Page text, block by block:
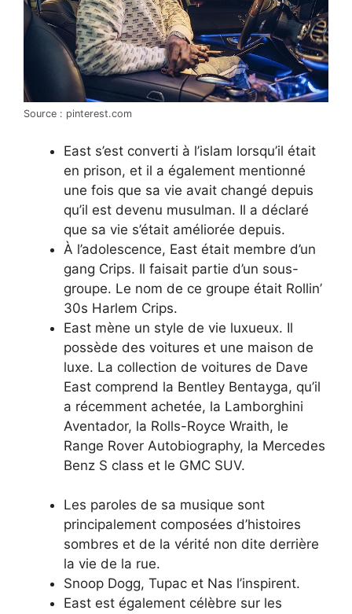
Source : pinterest.com
East s’est converti à l’islam lorsqu’il était
en prison, et il a également mentionné
une fois que sa vie avait changé depuis
qu’il est devenu musulman. Il a déclaré
que sa vie s’était améliorée depuis.
À l’adolescence, East était membre d’un
gang Crips. Il faisait partie d’un sous-
groupe. Le nom de ce groupe était Rollin’
30s Harlem Crips.
East mène un style de vie luxueux. Il
possède des voitures et une maison de
luxe. La collection de voitures de Dave
East comprend la Bentley Bentayga, qu’il
a récemment achetée, la Lamborghini
Aventador, la Rolls-Royce Wraith, le
Range Rover Autobiography, la Mercedes
Benz S class et le GMC SUV.
Les paroles de sa musique sont
principalement composées d’histoires
sombres et de la vérité non dite derrière
la vie de la rue.
Snoop Dogg, Tupac et Nas l’inspirent.
East est également célèbre sur les